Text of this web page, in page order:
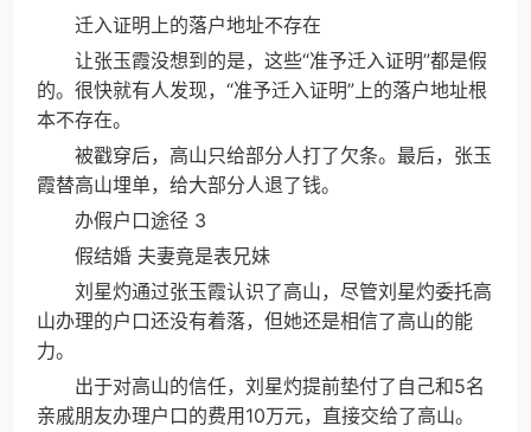
迁入证明上的落户地址不存在
让张玉霞没想到的是，这些“准予迁入证明”都是假
的。很快就有人发现，“准予迁入证明”上的落户地址根
本不存在。
被戳穿后，高山只给部分人打了欠条。最后，张玉
霞替高山埋单，给大部分人退了钱。
办假户口途径 3
假结婚 夫妻竟是表兄妹
刘星灼通过张玉霞认识了高山，尽管刘星灼委托高
山办理的户口还没有着落，但她还是相信了高山的能
力。
出于对高山的信任，刘星灼提前垫付了自己和5名
亲戚朋友办理户口的费用10万元，直接交给了高山。